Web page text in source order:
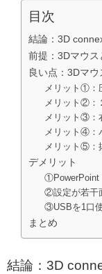
目次
結論：3D
前提：3Dマウス
良い点：3Dマ
メリット①：
メリット②：
メリット③：
メリット④：
メリット⑤：
デメリット
①PowerPoint
②設定が若干
③USBを1口
まとめ
結論：3D